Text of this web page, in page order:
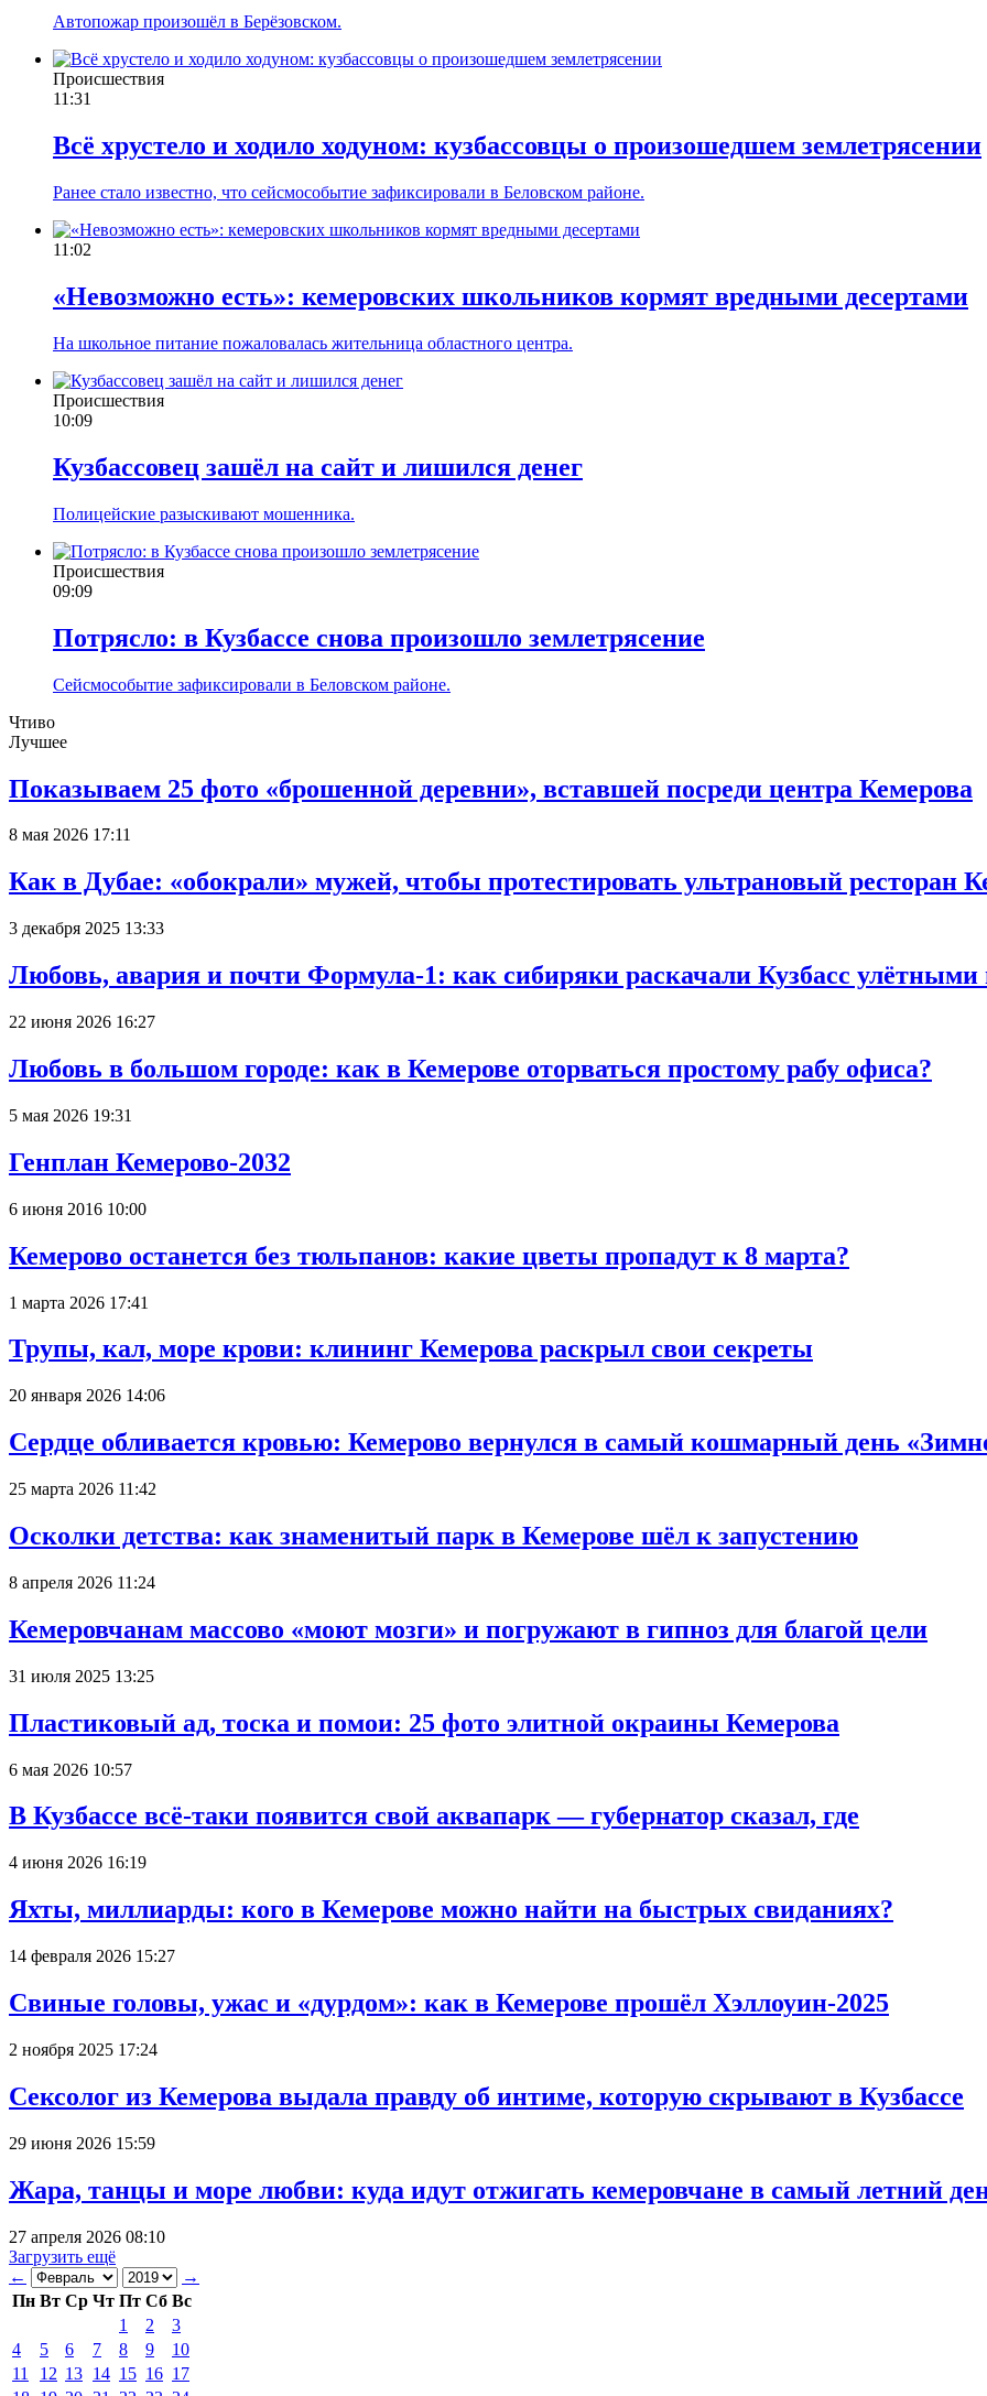
Автопожар произошёл в Берёзовском.
Происшествия
11:31
Всё хрустело и ходило ходуном: кузбассовцы о произошедшем землетрясении
Ранее стало известно, что сейсмособытие зафиксировали в Беловском районе.
11:02
«Невозможно есть»: кемеровских школьников кормят вредными десертами
На школьное питание пожаловалась жительница областного центра.
Происшествия
10:09
Кузбассовец зашёл на сайт и лишился денег
Полицейские разыскивают мошенника.
Происшествия
09:09
Потрясло: в Кузбассе снова произошло землетрясение
Сейсмособытие зафиксировали в Беловском районе.
Чтиво
Лучшее
Показываем 25 фото «брошенной деревни», вставшей посреди центра Кемерова
8 мая 2026 17:11
Как в Дубае: «обокрали» мужей, чтобы протестировать ультрановый ресторан
3 декабря 2025 13:33
Любовь, авария и почти Формула-1: как сибиряки раскачали Кузбасс улётными
22 июня 2026 16:27
Любовь в большом городе: как в Кемерове оторваться простому рабу офиса?
5 мая 2026 19:31
Генплан Кемерово-2032
6 июня 2016 10:00
Кемерово останется без тюльпанов: какие цветы пропадут к 8 марта?
1 марта 2026 17:41
Трупы, кал, море крови: клининг Кемерова раскрыл свои секреты
20 января 2026 14:06
Сердце обливается кровью: Кемерово вернулся в самый кошмарный день
25 марта 2026 11:42
Осколки детства: как знаменитый парк в Кемерове шёл к запустению
8 апреля 2026 11:24
Кемеровчанам массово «моют мозги» и погружают в гипноз для благой цели
31 июля 2025 13:25
Пластиковый ад, тоска и помои: 25 фото элитной окраины Кемерова
6 мая 2026 10:57
В Кузбассе всё-таки появится свой аквапарк — губернатор сказал, где
4 июня 2026 16:19
Яхты, миллиарды: кого в Кемерове можно найти на быстрых свиданиях?
14 февраля 2026 15:27
Свиные головы, ужас и «дурдом»: как в Кемерове прошёл Хэллоуин-2025
2 ноября 2025 17:24
Сексолог из Кемерова выдала правду об интиме, которую скрывают в Кузбассе
29 июня 2026 15:59
Жара, танцы и море любви: куда идут отжигать кемеровчане в самый летний
27 апреля 2026 08:10
Загрузить ещё
←
→
Пн Вт Ср Чт Пт Сб Вс
1
2
3
4
5 6 7 8 9
10
11
12 13 14 15 16 17